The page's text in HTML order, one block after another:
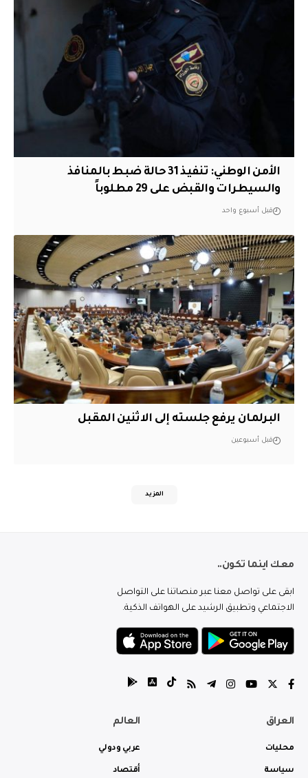
الأمن الوطني: تنفيذ 31 حالة ضبط بالمنافذ
والسيطرات والقبض على 29 مطلوباً
قبل أسبوع واحد
البرلمان يرفع جلسته إلى الاثنين المقبل
قبل أسبوعين
المزيد
معك اينما تكون..
ابقى على تواصل معنا عبر منصاتنا على التواصل
الاجتماعي وتطبيق الرشيد على الهواتف الذكية.
العراق
محليات
سياسة
العالم
عربي ودولي
أقتصاد